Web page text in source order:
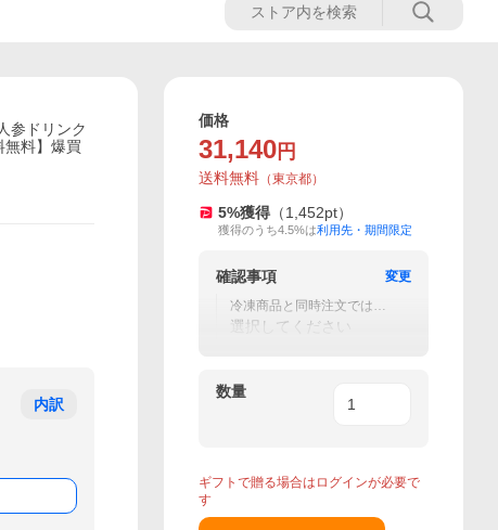
参ドリンク
無料】爆買
内訳
価格
31,140 円
送料無料 （東京都）
5%獲得 （1,452pt）
獲得のうち4.5%は利用先・期間限定
確認事項
変更
冷凍商品と同時注文では追
加送料が発生する場合があ
選択してください
数量
ギフトで贈る場合はログインが必要で
す